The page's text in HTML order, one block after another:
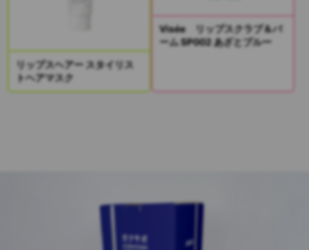
リップスヘアー スタイリス
トヘアマスク
Visée リップスクラブ＆バ
ーム SP002 あざとブルー